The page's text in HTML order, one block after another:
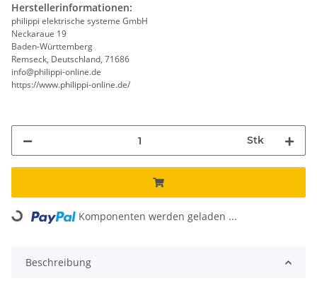
Herstellerinformationen:
philippi elektrische systeme GmbH
Neckaraue 19
Baden-Württemberg
Remseck, Deutschland, 71686
info@philippi-online.de
https://www.philippi-online.de/
Stk
Loading... Komponenten werden geladen ...
Beschreibung